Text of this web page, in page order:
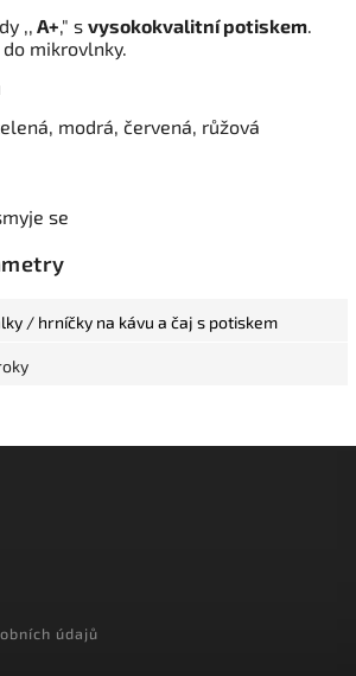
,, A+," s vysokokvalitní potiskem.
mikrovlnky.
modrá, červená, růžová
se
/ hrníčky na kávu a čaj s potiskem
údajů